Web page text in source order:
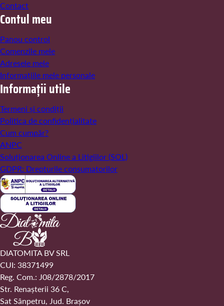
Contact
Contul meu
Panou control
Comenzile mele
Adresele mele
Informațiile mele personale
Informații utile
Termeni și condiții
Politica de confidențialitate
Cum cumpăr?
ANPC
Soluționarea Online a Litigiilor (SOL)
GDPR: Drepturile consumatorilor
DIATOMITA BV SRL
CUI: 38371499
Reg. Com.: J08/2878/2017
Str. Renașterii 36 C,
Sat Sânpetru, Jud. Brașov